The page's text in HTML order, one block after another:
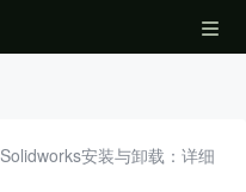
Solidworks安装与卸载：详细